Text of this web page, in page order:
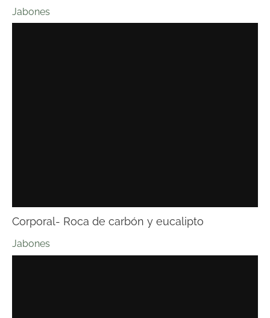
Jabones
Corporal- Roca de carbón y eucalipto
Jabones